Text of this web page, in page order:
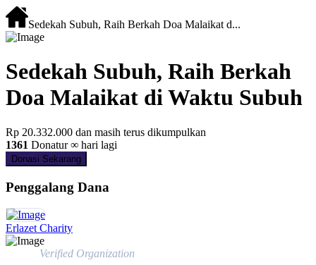
Sedekah Subuh, Raih Berkah Doa Malaikat d...
Sedekah Subuh, Raih Berkah
Doa Malaikat di Waktu Subuh
Rp 20.332.000 dan masih terus dikumpulkan
1361 Donatur ∞ hari lagi
Donasi Sekarang
Penggalang Dana
Erlazet Charity
Verified Organization